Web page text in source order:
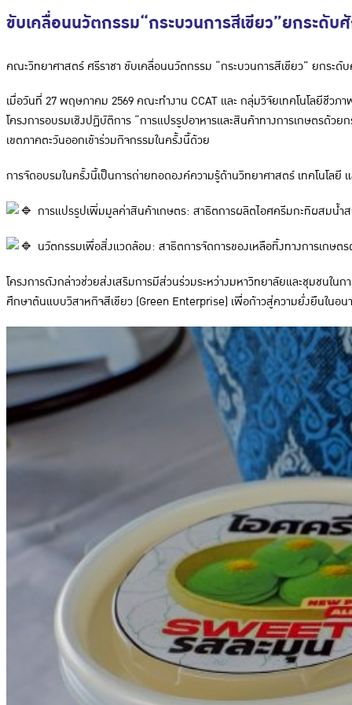
ขับเคลื่อนนวัตกรรม“กระบวนการสีเขียว”ยกระดั
คณะวิทยาศาสตร์ ศรีราชา ขับเคลื่อนนวัตกรรม “กระบวนการสีเขียว” ยกร
เมื่อวันที่ 27 พฤษภาคม 2569 คณะทำงาน CCAT และ กลุ่มวิจัยเทคโนโลยีชี
โครงการอบรมเชิงปฏิบัติการ “การแปรรูปอาหารและสินค้าทางการเกษตรด้
เขตภาคตะวันออกเข้าร่วมกิจกรรมในครั้งนี้ด้วย
การจัดอบรมในครั้งนี้เป็นการถ่ายทอดองค์ความรู้ด้านวิทยาศาสตร์ เทคโนโ
การแปรรูปเพิ่มมูลค่าสินค้าเกษตร: สาธิตการผลิตไอศครีมกะทิผสม
นวัตกรรมเพื่อสิ่งแวดล้อม: สาธิตการจัดการของเหลือทิ้งทางการเกษ
โครงการดังกล่าวช่วยส่งเสริมการมีส่วนร่วมระหว่างมหาวิทยาลัยและชุมช
ศึกษาต้นแบบวิสาหกิจสีเขียว (Green Enterprise) เพื่อก้าวสู่ความยั่งยืนในอน